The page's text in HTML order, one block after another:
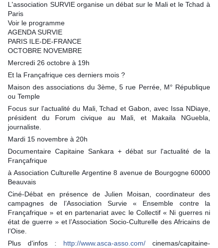
L'association SURVIE organise un débat sur le Mali et le Tchad à
Paris
Voir le programme
AGENDA SURVIE
PARIS ILE-DE-FRANCE
OCTOBRE NOVEMBRE
Mercredi 26 octobre à 19h
Et la Françafrique ces derniers mois ?
Maison des associations du 3ème, 5 rue Perrée, M° République
ou Temple
Focus sur l'actualité du Mali, Tchad et Gabon, avec Issa NDiaye,
président du Forum civique au Mali, et Makaila NGuebla,
journaliste.
Mardi 15 novembre à 20h
Documentaire Capitaine Sankara + débat sur l'actualité de la
Françafrique
à Association Culturelle Argentine 8 avenue de Bourgogne 60000
Beauvais
Ciné-Débat en présence de Julien Moisan, coordinateur des
campagnes de l’Association Survie « Ensemble contre la
Françafrique » et en partenariat avec le Collectif « Ni guerres ni
état de guerre » et l’Association Socio-Culturelle des Africains de
l’Oise.
Plus d'infos :
http://www.asca-asso.com/
cinemas/capitaine-